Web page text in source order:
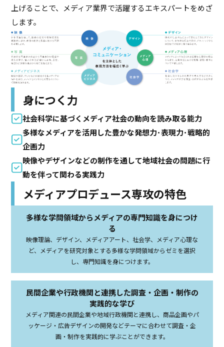
上げることで、メディア業界で活躍するエキスパートをめざ
します。
身につく力
社会科学に基づくメディア社会の動向を読み取る能力
多様なメディアを活用した豊かな発想力･表現力･戦略的
企画力
映像やデザインなどの制作を通して地域社会の問題に行
動を伴って関わる実践力
メディアプロデュース専攻の特色
多様な学問領域からメディアの専門知識を身につけ
る
映像理論、デザイン、メディアアート、社会学、メディア心理な
ど、メディアを研究対象とする多様な学問領域からゼミを選択
し、専門知識を身につけます。
民間企業や行政機関と連携した調査・企画・制作の
実践的な学び
メディア関連の民間企業や地域行政機関と連携し、商品企画やパ
ッケージ・広告デザインの開発などテーマに合わせて調査・企
画・制作を実践的に学ぶことができます。